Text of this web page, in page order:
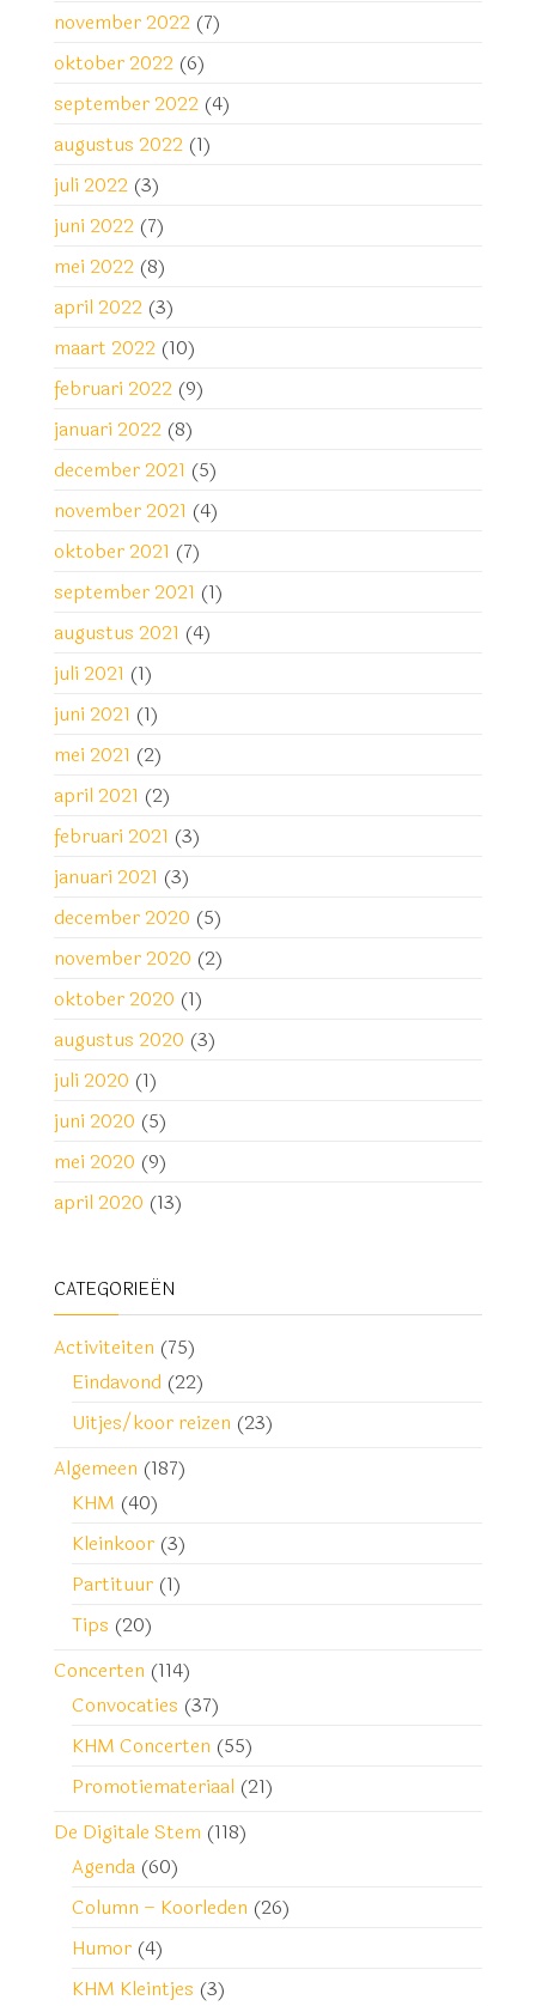
november 2022 (7)
oktober 2022 (6)
september 2022 (4)
augustus 2022 (1)
juli 2022 (3)
juni 2022 (7)
mei 2022 (8)
april 2022 (3)
maart 2022 (10)
februari 2022 (9)
januari 2022 (8)
december 2021 (5)
november 2021 (4)
oktober 2021 (7)
september 2021 (1)
augustus 2021 (4)
juli 2021 (1)
juni 2021 (1)
mei 2021 (2)
april 2021 (2)
februari 2021 (3)
januari 2021 (3)
december 2020 (5)
november 2020 (2)
oktober 2020 (1)
augustus 2020 (3)
juli 2020 (1)
juni 2020 (5)
mei 2020 (9)
april 2020 (13)
CATEGORIEËN
Activiteiten (75)
Eindavond (22)
Uitjes/koor reizen (23)
Algemeen (187)
KHM (40)
Kleinkoor (3)
Partituur (1)
Tips (20)
Concerten (114)
Convocaties (37)
KHM Concerten (55)
Promotiemateriaal (21)
De Digitale Stem (118)
Agenda (60)
Column – Koorleden (26)
Humor (4)
KHM Kleintjes (3)